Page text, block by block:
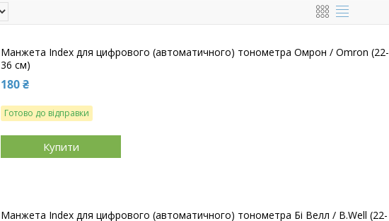
Манжета Index для цифрового (автоматичного) тонометра Омрон / Omron (22-
36 см)
180 ₴
Готово до відправки
Купити
Манжета Index для цифрового (автоматичного) тонометра Бі Велл / B.Well (22-